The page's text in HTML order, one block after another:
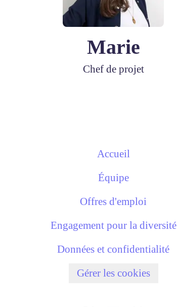
Marie
Chef de projet
Accueil
Équipe
Offres d'emploi
Engagement pour la diversité
Données et confidentialité
Gérer les cookies